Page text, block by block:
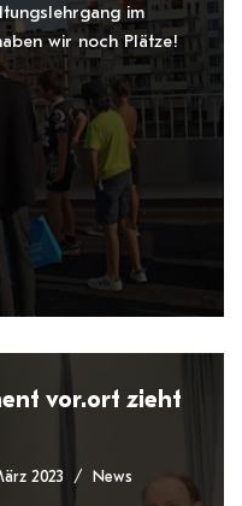
im
wir noch Plätze!
vor.ort zieht
2023 News